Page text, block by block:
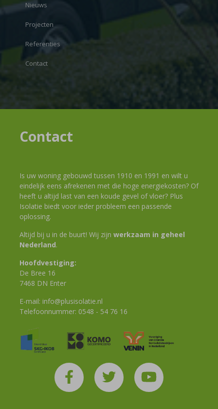
Nieuws
Projecten
Referenties
Contact
Contact
Is uw woning gebouwd tussen 1910 en 1991 en wilt u
eindelijk eens afrekenen met die hoge energiekosten? Of
heeft u altijd last van een koude gevel of vloer? Plus
Isolatie biedt voor ieder probleem een passende
oplossing.
Altijd bij u in de buurt! Wij zijn werkzaam in geheel
Nederland.
Hoofdvestiging:
De Bree 16
7468 DN Enter
E-mail: info@plusisolatie.nl
Telefoonnummer: 0548 - 54 76 16